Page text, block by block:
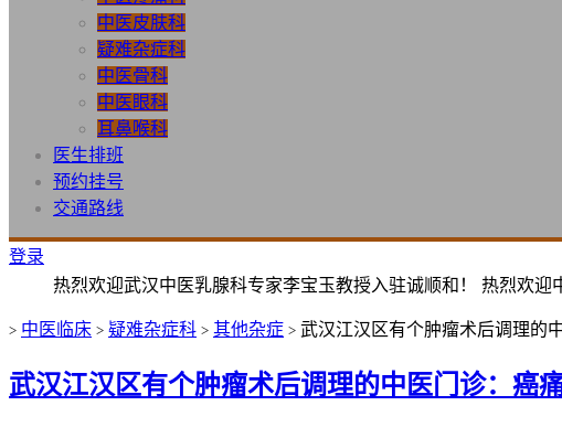
中医皮肤科
疑难杂症科
中医骨科
中医眼科
耳鼻喉科
医生排班
预约挂号
交通路线
登录
热烈欢迎武汉中医乳腺科专家李宝玉教授入驻诚顺和！ 热烈欢
> 中医临床 > 疑难杂症科 > 其他杂症 > 武汉江汉区有个肿瘤术后调理的
武汉江汉区有个肿瘤术后调理的中医门诊：癌